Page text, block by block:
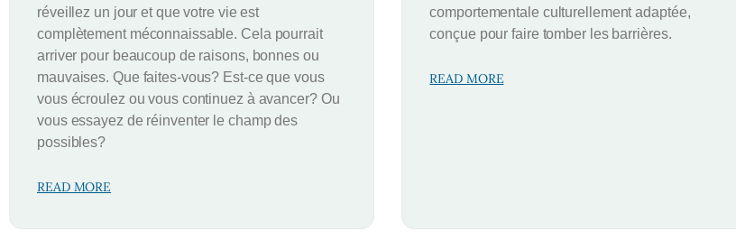
réveillez un jour et que votre vie est
complètement méconnaissable. Cela pourrait
arriver pour beaucoup de raisons, bonnes ou
mauvaises. Que faites-vous? Est-ce que vous
vous écroulez ou vous continuez à avancer? Ou
vous essayez de réinventer le champ des
possibles?
READ MORE
comportementale culturellement adaptée,
conçue pour faire tomber les barrières.
READ MORE